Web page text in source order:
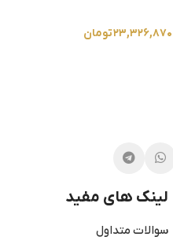
۲۳,۳۲۶,۸۷۰تومان
لینک های مفید
سوالات متداول